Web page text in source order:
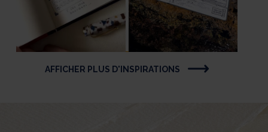
AFFICHER PLUS D'INSPIRATIONS